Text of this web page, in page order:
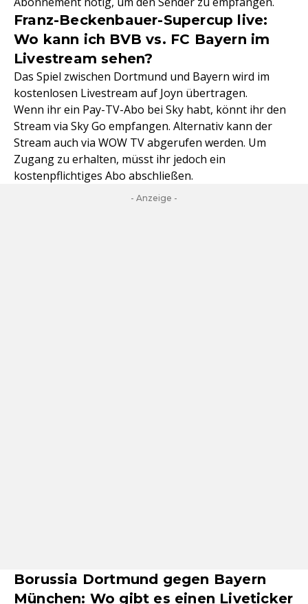
Franz-Beckenbauer-Supercup live:
Wo kann ich BVB vs. FC Bayern im
Livestream sehen?
Das Spiel zwischen Dortmund und Bayern wird im
kostenlosen Livestream auf Joyn übertragen.
Wenn ihr ein Pay-TV-Abo bei Sky habt, könnt ihr den
Stream via Sky Go empfangen. Alternativ kann der
Stream auch via WOW TV abgerufen werden. Um
Zugang zu erhalten, müsst ihr jedoch ein
kostenpflichtiges Abo abschließen.
- Anzeige -
Borussia Dortmund gegen Bayern
München: Wo gibt es einen Liveticker